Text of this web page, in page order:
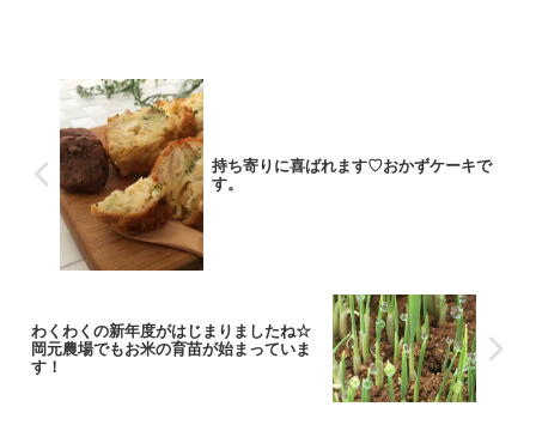
持ち寄りに喜ばれます♡おかずケーキで
す。
わくわくの新年度がはじまりましたね☆
岡元農場でもお米の育苗が始まっていま
す！